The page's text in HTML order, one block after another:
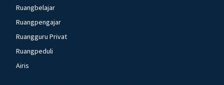
Ruangbelajar
Ruangpengajar
Ruangguru Privat
Ruangpeduli
Airis